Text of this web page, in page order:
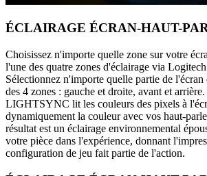
ÉCLAIRAGE ÉCRAN-HAUT-
Choisissez n'importe quelle zone sur votre
l'une des quatre zones d'éclairage via
Sélectionnez n'importe quelle partie de
des 4 zones : gauche et droite, avant et
LIGHTSYNC lit les couleurs des pixels à
dynamiquement la couleur avec vos haut-
résultat est un éclairage environnemental
votre pièce dans l'expérience, donnant
configuration de jeu fait partie de l'action.